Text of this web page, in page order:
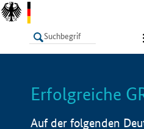
LISTE
Erfolgreiche
Auf der folgenden